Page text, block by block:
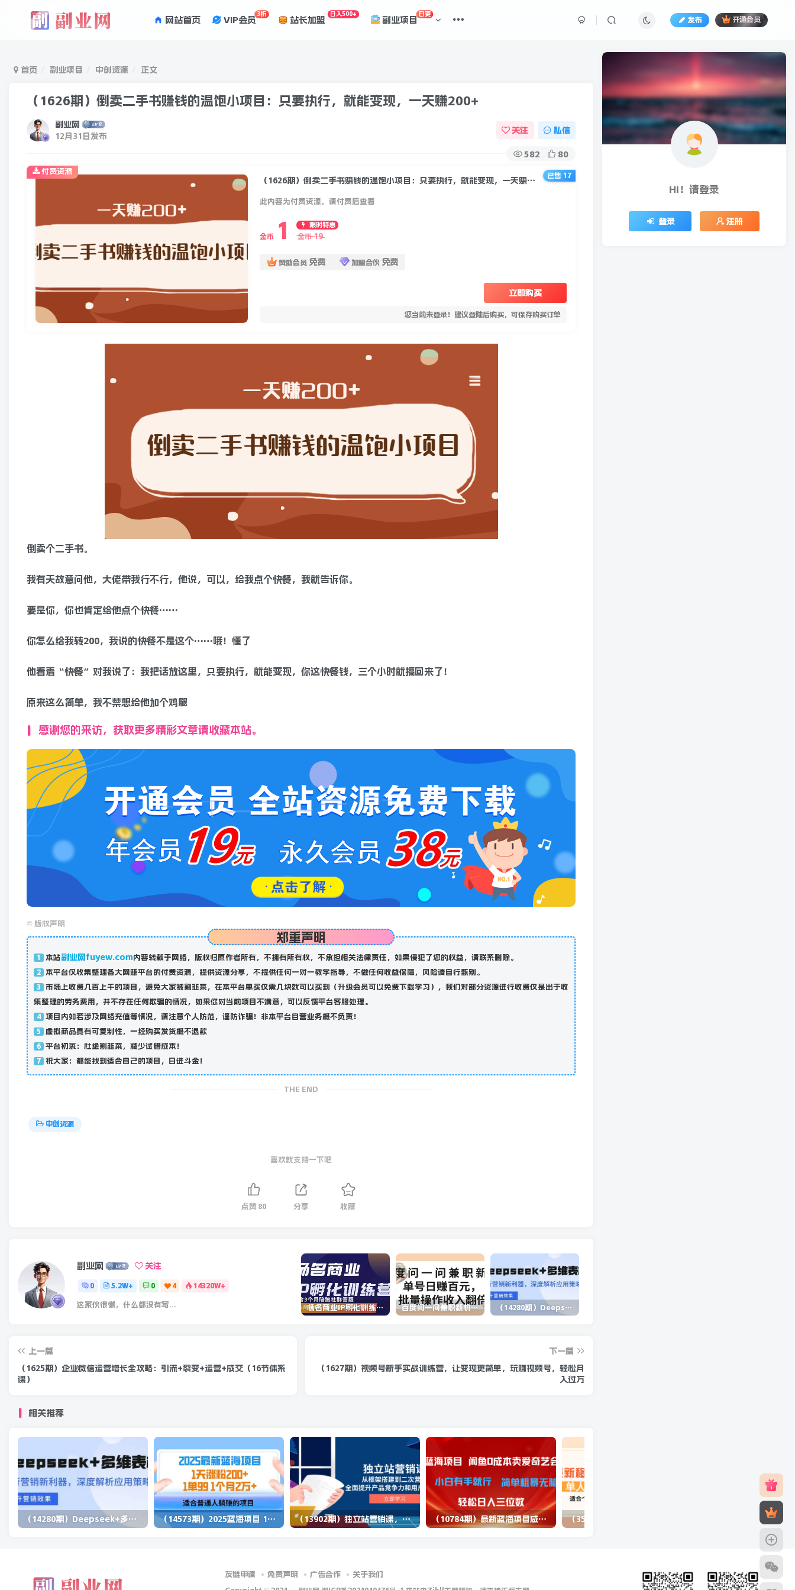
网站首页 VIP会员
3折
站长加盟
日入500+
副业项目
日更
发布 开通会员
首页 副业项目 中创资源 正文
（1626期）倒卖二手书赚钱的温饱小项目：只要执行，就能变现，一天赚200+
副业网
12月31日发布
关注 私信
582 80
（1626期）倒卖二手书赚钱的温饱小项目：只要执行，就能变现，一天赚200+
此内容为付费资源，请付费后查看
金币 1
限时特惠
金币 19
赞助会员 免费 加盟合伙 免费
立即购买
您当前未登录！建议登陆后购买，可保存购买订单
付费资源
已售 17
倒卖个二手书。
我有天故意问他，大佬带我行不行，他说，可以，给我点个快餐，我就告诉你。
要是你，你也肯定给他点个快餐……
你怎么给我转200，我说的快餐不是这个……哦！懂了
他看着“快餐”对我说了：我把话放这里，只要执行，就能变现，你这快餐钱，三个小时就搞回来了！
原来这么简单，我不禁想给他加个鸡腿
感谢您的来访，获取更多精彩文章请收藏本站。
© 版权声明
郑重声明
1 本站副业网fuyew.com内容转载于网络，版权归原作者所有，不拥有所有权，不承担相关法律责任，如果侵犯了您的权益，请联系删除。
2 本平台仅收集整理各大网赚平台的付费资源，提供资源分享，不提供任何一对一教学指导，不做任何收益保障，风险请自行甄别。
3
市场上收费几百上千的项目，避免大家被割韭菜，在本平台单买仅需几块就可以买到（升级会员可以免费下载学习），我们对部分资源进行收费仅是出于收
集整理的劳务费用，并不存在任何欺骗的情况，如果你对当前项目不满意，可以反馈平台客服处理。
4 项目内如若涉及网络充值等情况，请注意个人防范，谨防诈骗！非本平台自营业务概不负责！
5 虚拟商品具有可复制性，一经购买发货概不退款
6 平台初衷：杜绝割韭菜，减少试错成本！
7 祝大家：都能找到适合自己的项目，日进斗金！
THE END
中创资源
喜欢就支持一下吧
点赞 80 分享 收藏
副业网 关注
0 5.2W+ 0 4 14320W+
这家伙很懒，什么都没有写... 杨名商业IP孵化训练营，从商业到内容到转化一站式学 价值5980元 百度问一问兼职新机遇，单号日赚百元，批量操作收入翻倍 （14280期）Deepseek+多维表格，银行营销新利器，深度解析应用策略，提升营销效果
上一篇
（1625期）企业微信运营增长全攻略：引流+裂变+运营+成交（16节体系
课）
下一篇
（1627期）视频号新手实战训练营，让变现更简单，玩赚视频号，轻松月
入过万
相关推荐
（14280期）Deepseek+多维表格，银行营销新利器，深度解析应用策略，提升营销效果 （14573期）2025蓝海项目 1天涨粉200+ 1单99 1个月2万+ （13902期）独立站营销课，从框架搭建到二次营销，全面提升产品竞争力和用户忠诚度 （10784期）最新蓝海项目咸鱼零成本卖爱奇艺会员小白有手就行 无脑操作轻松日入三位数
HI！请登录
登录 注册
友链申请 免责声明 广告合作 关于我们